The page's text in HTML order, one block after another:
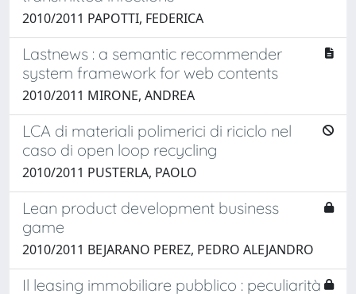
2010/2011 PAPOTTI, FEDERICA
Lastnews : a semantic recommender
system framework for web contents
2010/2011 MIRONE, ANDREA
LCA di materiali polimerici di riciclo nel
caso di open loop recycling
2010/2011 PUSTERLA, PAOLO
Lean product development business
game
2010/2011 BEJARANO PEREZ, PEDRO ALEJANDRO
Il leasing immobiliare pubblico : peculiarità